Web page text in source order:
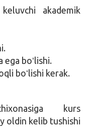
akademik
ega boʻlishi.
boʻlishi kerak.
kurs
oldin kelib tushishi